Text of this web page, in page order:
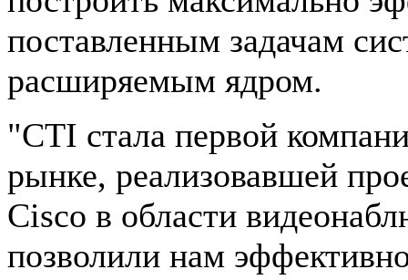
поставленным задачам
расширяемым ядром.
"CTI стала первой
рынке, реализовавшей
Cisco в области
позволили нам